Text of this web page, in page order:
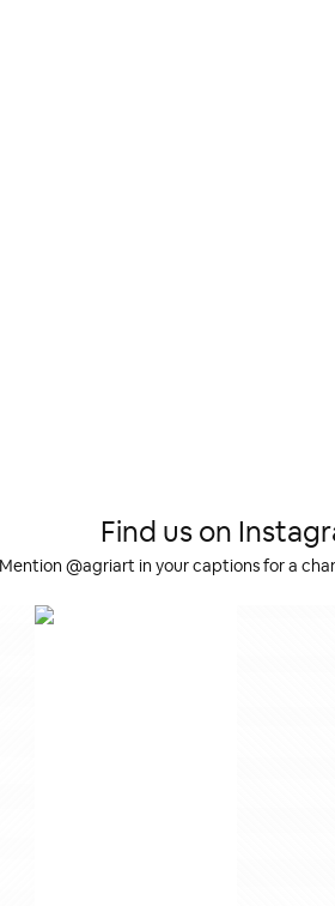
Find us on
Mention @agriart in your captions for a